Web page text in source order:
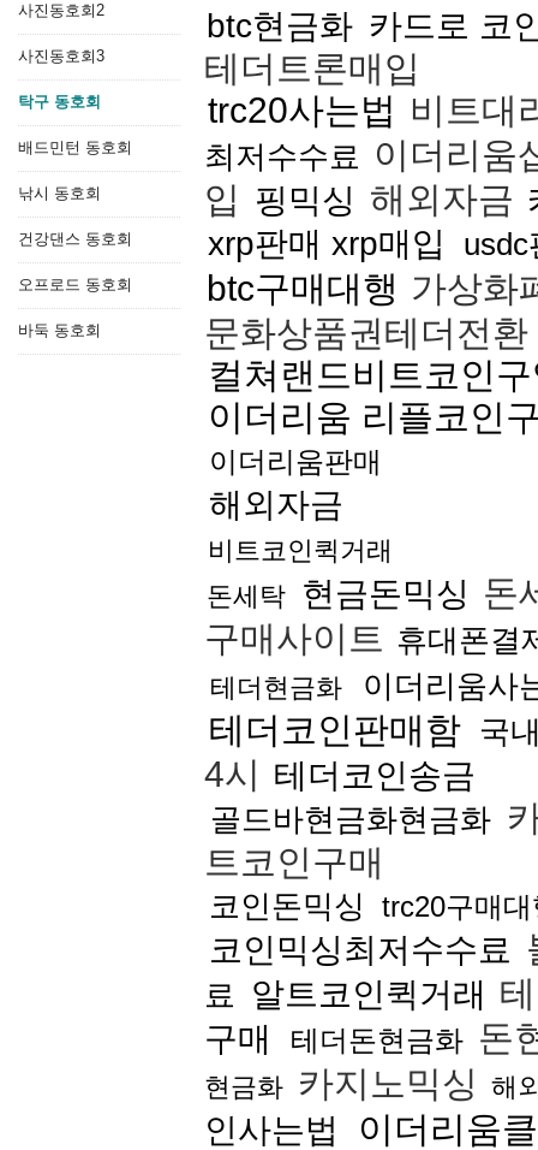
사진동호회2
사진동호회3
탁구 동호회
배드민턴 동호회
낚시 동호회
건강댄스 동호회
오프로드 동호회
바둑 동호회
btc현금화 카드로 코
테더트론매입
trc20사는법 비트대
최저수수료 이더리움
입 핑믹싱 해외자금
xrp판매 xrp매입
usdc
btc구매대행 가상화
문화상품권테더전환
컬쳐랜드비트코인
이더리움 리플코인
이더리움판매
해외자금
비트코인퀵거래
돈세탁 현금돈믹싱 돈
구매사이트 휴대폰결
테더현금화 이더리움사
테더코인판매함 국
4시 테더코인송금
골드바현금화현금화
트코인구매
코인돈믹싱 trc20구매
코인믹싱최저수수료
료 알트코인퀵거래
구매 테더돈현금화 돈
현금화 카지노믹싱 해
인사는법
이더리움